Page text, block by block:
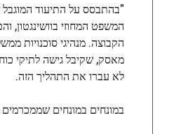
הקבוצה. מנהיגי סוכנויות
מאסק, שקיבל גישה לתיקי
לא עברו את התהליך הזה.
במונחים במונחים